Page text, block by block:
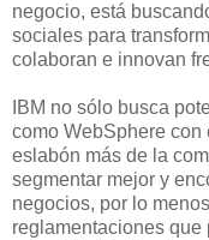
negocio, está
sociales para
colaboran e innovan
IBM no sólo busca
como WebSphere con
eslabón más de la
segmentar mejor y
negocios, por lo
reglamentaciones que